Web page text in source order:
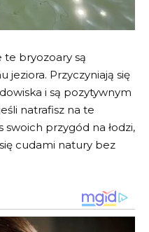
te bryozoary są
jeziora. Przyczyniają się
i są pozytywnym
natrafisz na te
swoich przygód na łodzi,
cudami natury bez